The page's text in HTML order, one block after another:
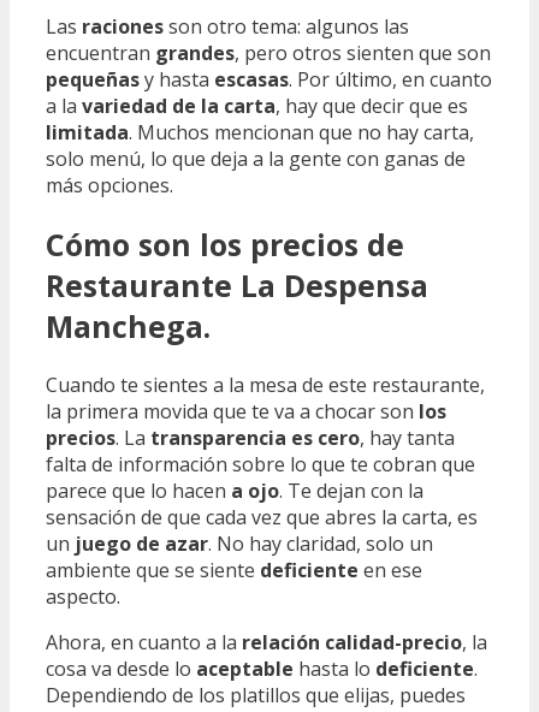
Las racionesson otro tema: algunos las
encuentran grandes, pero otros sienten que son
pequeñasy hasta escasas. Por último, en cuanto
a la variedad de la carta, hay que decir que es
limitada. Muchos mencionan que no hay carta,
solo menú, lo que deja a la gente con ganas de
más opciones.
Cómo son los precios de
Restaurante La Despensa
Manchega.
Cuando te sientes a la mesa de este restaurante,
la primera movida que te va a chocar son los
precios. La transparencia es cero, hay tanta
falta de información sobre lo que te cobran que
parece que lo hacen a ojo. Te dejan con la
sensación de que cada vez que abres la carta, es
un juego de azar. No hay claridad, solo un
ambiente que se siente deficiente en ese
aspecto.
Ahora, en cuanto a la relación calidad-precio, la
cosa va desde lo aceptable hasta lo deficiente.
Dependiendo de los platillos que elijas, puedes